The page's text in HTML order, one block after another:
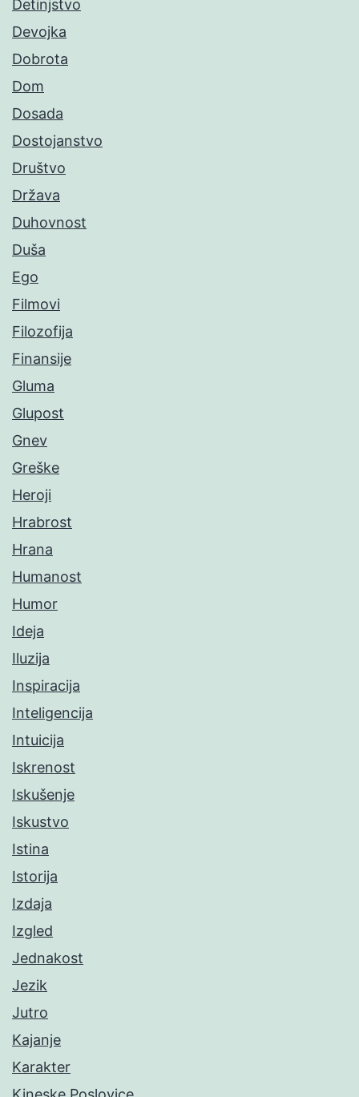
Detinjstvo
Devojka
Dobrota
Dom
Dosada
Dostojanstvo
Društvo
Država
Duhovnost
Duša
Ego
Filmovi
Filozofija
Finansije
Gluma
Glupost
Gnev
Greške
Heroji
Hrabrost
Hrana
Humanost
Humor
Ideja
Iluzija
Inspiracija
Inteligencija
Intuicija
Iskrenost
Iskušenje
Iskustvo
Istina
Istorija
Izdaja
Izgled
Jednakost
Jezik
Jutro
Kajanje
Karakter